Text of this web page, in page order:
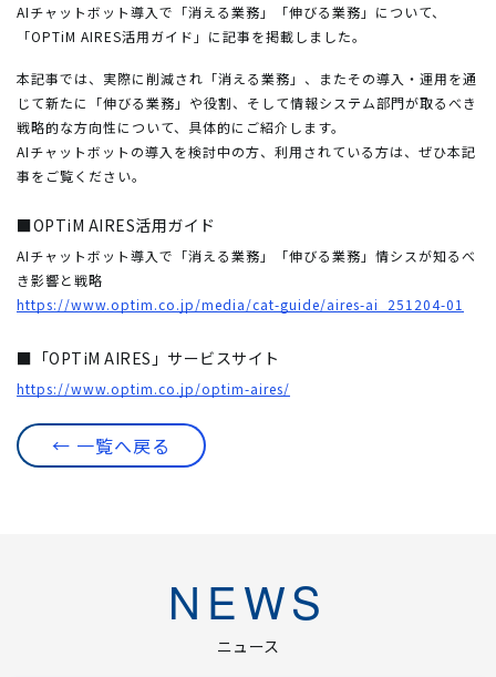
AIチャットボット導入で「消える業務」「伸びる業務」について、
「OPTiM AIRES活用ガイド」に記事を掲載しました。
本記事では、実際に削減され「消える業務」、またその導入・運用を通
じて新たに「伸びる業務」や役割、そして情報システム部門が取るべき
戦略的な方向性について、具体的にご紹介します。
AIチャットボットの導入を検討中の方、利用されている方は、ぜひ本記
事をご覧ください。
■OPTiM AIRES活用ガイド
AIチャットボット導入で「消える業務」「伸びる業務」情シスが知るべ
き影響と戦略
https://www.optim.co.jp/media/cat-guide/aires-ai_251204-01
■「OPTiM AIRES」サービスサイト
https://www.optim.co.jp/optim-aires/
← 一覧へ戻る
NEWS
ニュース